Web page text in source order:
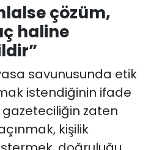
çözüm,
haline
savunusunda etik
istendiğinin ifade
zaten
kişilik